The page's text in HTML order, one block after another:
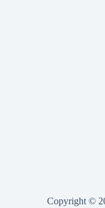
Copyright ©